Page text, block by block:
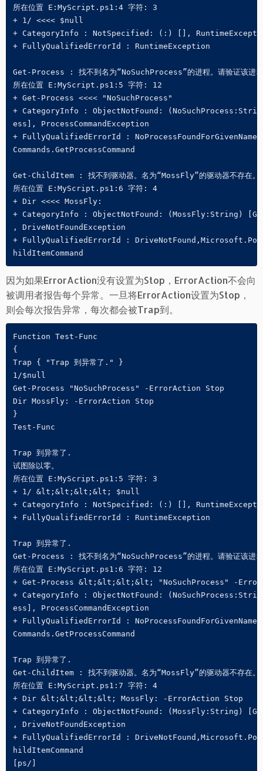
所在位置 E:MyScript.ps1:4 字符: 3
+ 1/ <<<< $null
+ CategoryInfo : NotSpecified: (:) [],
+ FullyQualifiedErrorId : RuntimeException
Get-Process : 找不到名为“NoSuchProcess”的进程。请验证该进
所在位置 E:MyScript.ps1:5 字符: 12
+ Get-Process <<<< "NoSuchProcess"
+ CategoryInfo : ObjectNotFound:
ess], ProcessCommandException
+ FullyQualifiedErrorId :
Commands.GetProcessCommand
Get-ChildItem : 找不到驱动器。名为“MossFly”的驱动器不存在。
所在位置 E:MyScript.ps1:6 字符: 4
+ Dir <<<< MossFly:
+ CategoryInfo : ObjectNotFound: (MossFly:String)
, DriveNotFoundException
+ FullyQualifiedErrorId :
因为如果ErrorAction没有设置为Stop，ErrorAction不会向
被调用者报告每个异常。一旦将ErrorAction设置为Stop，
则会每次报告异常，每次都会被Trap到。
Function Test-Func
{
Trap { "Trap 到异常了." }
1/$null
Get-Process "NoSuchProcess" -ErrorAction Stop
Dir MossFly: -ErrorAction Stop
}
Test-Func
Trap 到异常了.
试图除以零。
所在位置 E:MyScript.ps1:5 字符: 3
+ 1/ &lt;&lt;&lt;&lt; $null
+ CategoryInfo : NotSpecified: (:) [],
+ FullyQualifiedErrorId : RuntimeException
Trap 到异常了.
Get-Process : 找不到名为“NoSuchProcess”的进程。请验证该进
所在位置 E:MyScript.ps1:6 字符: 12
+ Get-Process &lt;&lt;&lt;&lt; "NoSuchProcess" -
+ CategoryInfo : ObjectNotFound:
ess], ProcessCommandException
+ FullyQualifiedErrorId :
Commands.GetProcessCommand
Trap 到异常了.
Get-ChildItem : 找不到驱动器。名为“MossFly”的驱动器不存在。
所在位置 E:MyScript.ps1:7 字符: 4
+ Dir &lt;&lt;&lt;&lt; MossFly: -ErrorAction Stop
+ CategoryInfo : ObjectNotFound: (MossFly:String)
, DriveNotFoundException
+ FullyQualifiedErrorId :
hildItemCommand
[ps/]